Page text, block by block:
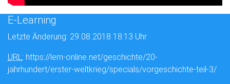
E-Learning
Letzte Änderung: 29.08.2018 18:13 Uhr
URL: https://lern-online.net/geschichte/20-
jahrhundert/erster-weltkrieg/specials/vorgeschichte-teil-3/